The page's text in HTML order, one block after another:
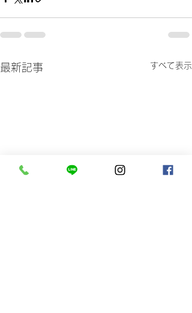
最新記事 すべて表示